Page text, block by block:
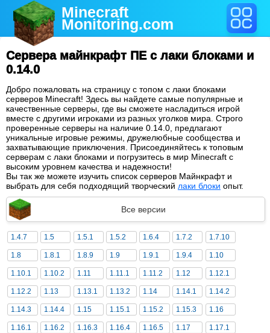
Minecraft
Monitoring.com
Сервера майнкрафт ПЕ с лаки блоками и
0.14.0
Добро пожаловать на страницу с топом с лаки блоками
серверов Minecraft! Здесь вы найдете самые популярные и
качественные серверы, где вы сможете насладиться игрой
вместе с другими игроками из разных уголков мира. Строго
проверенные серверы на наличие 0.14.0, предлагают
уникальные игровые режимы, дружелюбные сообщества и
захватывающие приключения. Присоединяйтесь к топовым
серверам с лаки блоками и погрузитесь в мир Minecraft с
высоким уровнем качества и надежности!
Вы так же можете изучить список серверов Майнкрафт и
выбрать для себя подходящий творческий лаки блоки опыт.
Все версии
1.4.7 1.5 1.5.1 1.5.2 1.6.4 1.7.2 1.7.10
1.8 1.8.1 1.8.9 1.9 1.9.1 1.9.4 1.10
1.10.1 1.10.2 1.11 1.11.1 1.11.2 1.12 1.12.1
1.12.2 1.13 1.13.1 1.13.2 1.14 1.14.1 1.14.2
1.14.3 1.14.4 1.15 1.15.1 1.15.2 1.15.3 1.16
1.16.1 1.16.2 1.16.3 1.16.4 1.16.5 1.17 1.17.1